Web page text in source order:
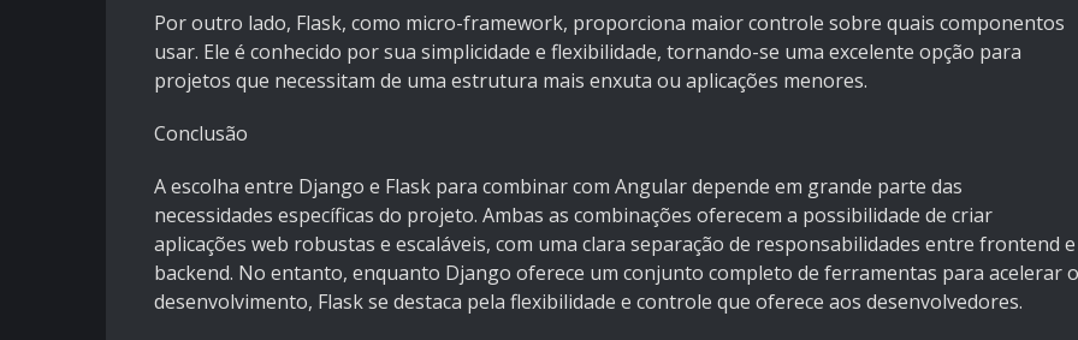
Por outro lado, Flask, como micro-framework, proporciona maior controle sobre quais componentos
usar. Ele é conhecido por sua simplicidade e flexibilidade, tornando-se uma excelente opção para
projetos que necessitam de uma estrutura mais enxuta ou aplicações menores.
Conclusão
A escolha entre Django e Flask para combinar com Angular depende em grande parte das
necessidades específicas do projeto. Ambas as combinações oferecem a possibilidade de criar
aplicações web robustas e escaláveis, com uma clara separação de responsabilidades entre frontend e
backend. No entanto, enquanto Django oferece um conjunto completo de ferramentas para acelerar o
desenvolvimento, Flask se destaca pela flexibilidade e controle que oferece aos desenvolvedores.